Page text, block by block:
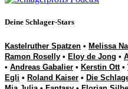
Deine Schlager-Stars
Kastelruther Spatzen • Melissa
Ramon Roselly • Eloy de Jong •
• Andreas Gabalier • Kerstin Ott•
Egli • Roland Kaiser • Die